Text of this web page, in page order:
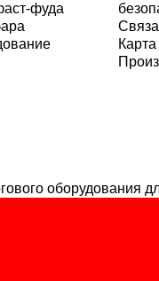
фуда
оборудования